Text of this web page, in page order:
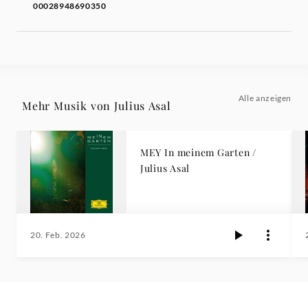
00028948690350
Mehr Musik von Julius Asal
Alle anzeigen
MEY In meinem Garten /
Julius Asal
20. Feb. 2026